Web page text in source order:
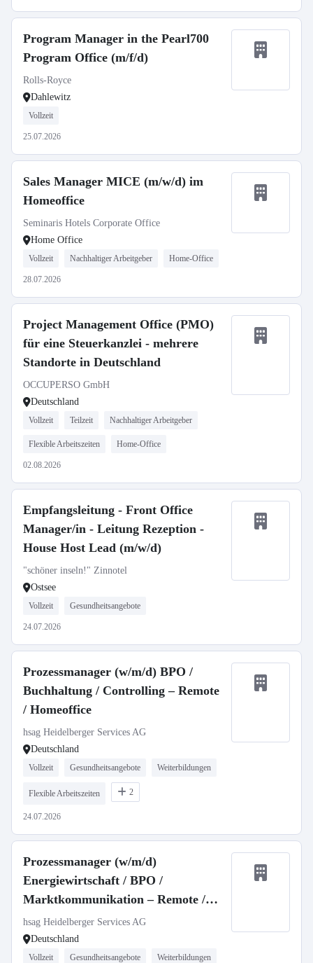
Program Manager in the Pearl700
Program Office (m/f/d)
Rolls-Royce
Dahlewitz
Vollzeit
25.07.2026
Sales Manager MICE (m/w/d) im
Homeoffice
Seminaris Hotels Corporate Office
Home Office
Vollzeit Nachhaltiger Arbeitgeber Home-Office
28.07.2026
Project Management Office (PMO)
für eine Steuerkanzlei - mehrere
Standorte in Deutschland
OCCUPERSO GmbH
Deutschland
Vollzeit Teilzeit Nachhaltiger Arbeitgeber
Flexible Arbeitszeiten Home-Office
02.08.2026
Empfangsleitung - Front Office
Manager/in - Leitung Rezeption -
House Host Lead (m/w/d)
"schöner inseln!" Zinnotel
Ostsee
Vollzeit Gesundheitsangebote
24.07.2026
Prozessmanager (w/m/d) BPO /
Buchhaltung / Controlling – Remote
/ Homeoffice
hsag Heidelberger Services AG
Deutschland
Vollzeit Gesundheitsangebote Weiterbildungen
Flexible Arbeitszeiten 2
24.07.2026
Prozessmanager (w/m/d)
Energiewirtschaft / BPO /
Marktkommunikation – Remote /
Homeoffice
hsag Heidelberger Services AG
Deutschland
Vollzeit Gesundheitsangebote Weiterbildungen